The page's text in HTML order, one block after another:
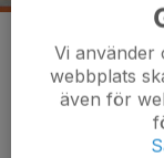
Kommentarer
Vi använder
webbplats
även för